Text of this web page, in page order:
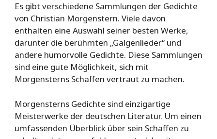
Es gibt verschiedene Sammlungen der Gedichte
von Christian Morgenstern. Viele davon
enthalten eine Auswahl seiner besten Werke,
darunter die berühmten „Galgenlieder“ und
andere humorvolle Gedichte. Diese Sammlungen
sind eine gute Möglichkeit, sich mit
Morgensterns Schaffen vertraut zu machen.
Morgensterns Gedichte sind einzigartige
Meisterwerke der deutschen Literatur. Um einen
umfassenden Überblick über sein Schaffen zu